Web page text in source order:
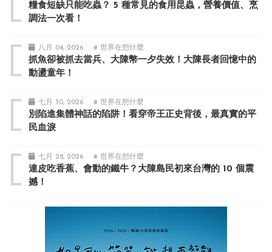
糧食短缺只能吃蟲？ 5 種常見的食用昆蟲，營養價值、烹
調法一次看！
八月 04, 2026 # 世界在想什麼
抓魚卻被抓去當兵、大陳幣一夕失效！大陳長者回憶中的
動盪童年！
七月 30, 2026 # 世界在想什麼
別陷進集體神話的陷阱！看穿帝王正史背後，最真實的平
民血淚
七月 28, 2026 # 世界在想什麼
連皮吃香蕉、會動的鐵牛？大陳島民初來台灣的 10 個震
撼！